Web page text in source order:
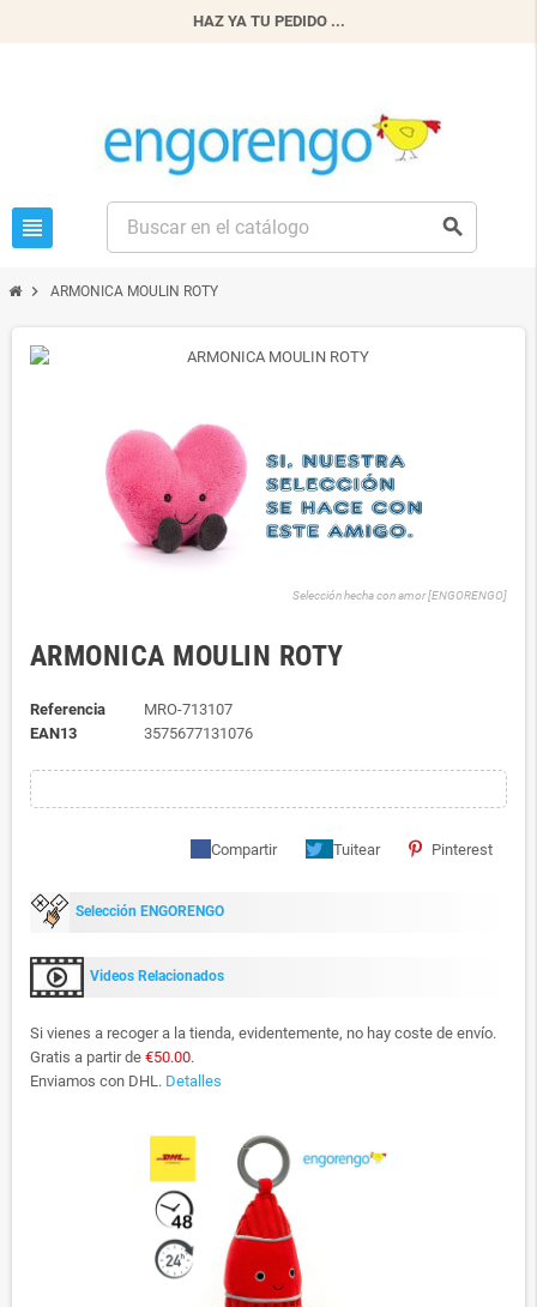
HAZ YA TU PEDIDO ...
view_headline search
chevron_right ARMONICA MOULIN ROTY
Selección hecha con amor [ENGORENGO]
ARMONICA MOULIN ROTY
Referencia
MRO-713107
EAN13
3575677131076
Compartir Tuitear Pinterest
Selección ENGORENGO
Videos Relacionados
Si vienes a recoger a la tienda, evidentemente, no hay coste de envío.
Gratis a partir de €50.00.
Enviamos con DHL. Detalles